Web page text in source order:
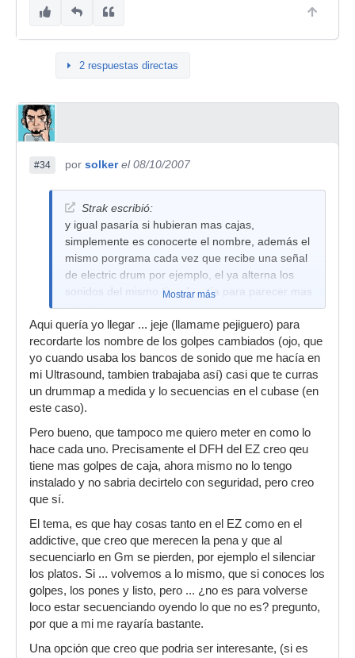
2 respuestas directas
#34 por solker el 08/10/2007
Strak escribió:
y igual pasaría si hubieran mas cajas,
simplemente es conocerte el nombre, además el
mismo porgrama cada vez que recibe una señal
de electric drum por ejemplo, el ya alterna los
sonidos del mismo tipo de caja para parecer mas
humano.
Mostrar más
Aqui quería yo llegar ... jeje (llamame pejiguero) para
recordarte los nombre de los golpes cambiados (ojo, que
yo cuando usaba los bancos de sonido que me hacía en
mi Ultrasound, tambien trabajaba así) casi que te curras
un drummap a medida y lo secuencias en el cubase (en
este caso).
Pero bueno, que tampoco me quiero meter en como lo
hace cada uno. Precisamente el DFH del EZ creo qeu
tiene mas golpes de caja, ahora mismo no lo tengo
instalado y no sabria decirtelo con seguridad, pero creo
que sí.
El tema, es que hay cosas tanto en el EZ como en el
addictive, que creo que merecen la pena y que al
secuenciarlo en Gm se pierden, por ejemplo el silenciar
los platos. Si ... volvemos a lo mismo, que si conoces los
golpes, los pones y listo, pero ... ¿no es para volverse
loco estar secuenciando oyendo lo que no es? pregunto,
por que a mi me rayaría bastante.
Una opción que creo que podria ser interesante, (si es